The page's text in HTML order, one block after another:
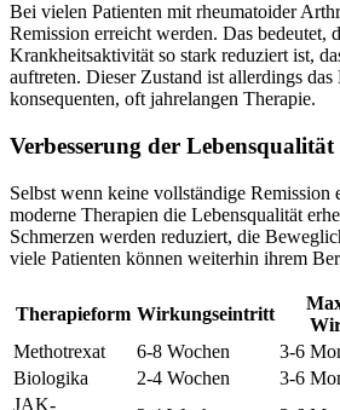
Bei vielen Patienten mit rheumatoider
Remission erreicht werden. Das bedeutet,
Krankheitsaktivität so stark reduziert ist,
auftreten. Dieser Zustand ist allerdings das
konsequenten, oft jahrelangen Therapie.
Verbesserung der Lebensqualität
Selbst wenn keine vollständige Remission
moderne Therapien die Lebensqualität
Schmerzen werden reduziert, die
viele Patienten können weiterhin ihrem
Therapieform Wirkungseintritt
Methotrexat
6-8 Wochen 3-6
Biologika
2-4 Wochen 3-6
JAK-